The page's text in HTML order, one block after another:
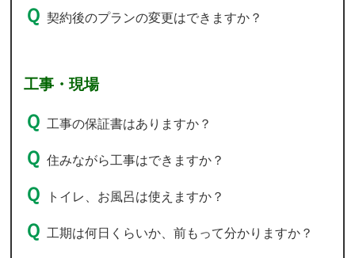
契約後のプランの変更はできますか？
工事・現場
工事の保証書はありますか？
住みながら工事はできますか？
トイレ、お風呂は使えますか？
工期は何日くらいか、前もって分かりますか？